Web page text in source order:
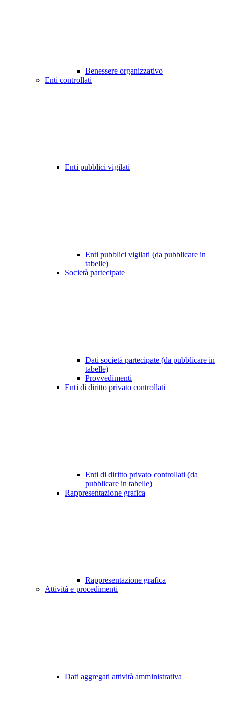
Benessere organizzativo
Enti controllati
Enti pubblici vigilati
Enti pubblici vigilati (da pubblicare in
tabelle)
Società partecipate
Dati società partecipate (da pubblicare in
tabelle)
Provvedimenti
Enti di diritto privato controllati
Enti di diritto privato controllati (da
pubblicare in tabelle)
Rappresentazione grafica
Rappresentazione grafica
Attività e procedimenti
Dati aggregati attività amministrativa